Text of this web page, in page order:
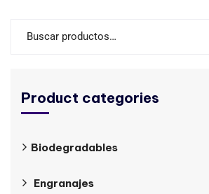
Product categories
Biodegradables
Engranajes